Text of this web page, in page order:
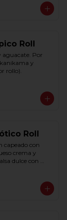
Roll
aguacate. Por
y
rollo).
Roll
capeado con
crema y
dulce con